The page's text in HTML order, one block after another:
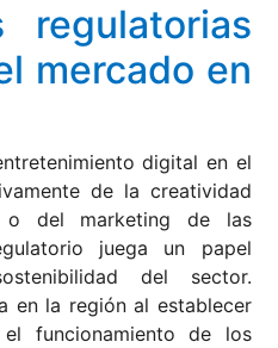
regulatorias
mercado en
digital en el
de la creatividad
o del marketing de las
juega un papel
del sector.
en la región al establecer
funcionamiento de los